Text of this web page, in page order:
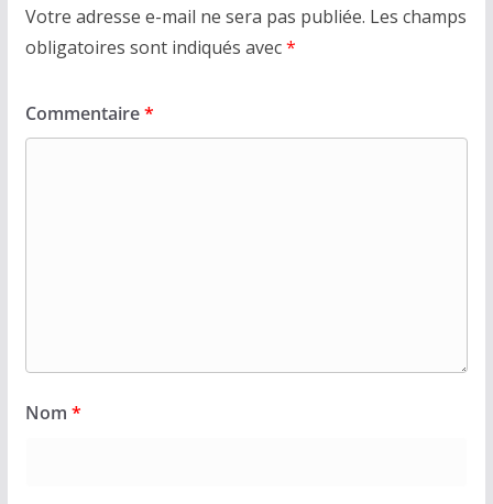
Votre adresse e-mail ne sera pas publiée. Les champs
obligatoires sont indiqués avec*
Commentaire*
Nom *